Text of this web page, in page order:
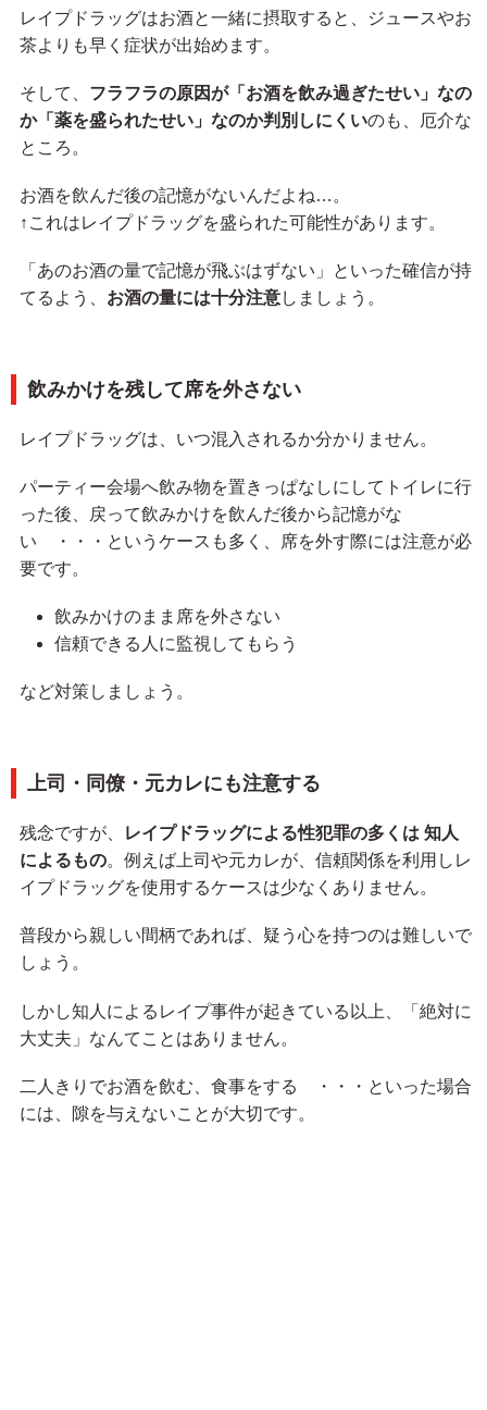
レイプドラッグはお酒と一緒に摂取すると、ジュースやお
茶よりも早く症状が出始めます。
そして、 フラフラの原因が「お酒を飲み過ぎたせい」なの
か「薬を盛られたせい」なのか判別しにくいのも、厄介な
ところ。
お酒を飲んだ後の記憶がないんだよね…。
↑これはレイプドラッグを盛られた可能性があります。
「あのお酒の量で記憶が飛ぶはずない」といった確信が持
てるよう、 お酒の量には十分注意しましょう。
飲みかけを残して席を外さない
レイプドラッグは、いつ混入されるか分かりません。
パーティー会場へ飲み物を置きっぱなしにしてトイレに行
った後、戻って飲みかけを飲んだ後から記憶がな
い ・・・というケースも多く、席を外す際には注意が必
要です。
飲みかけのまま席を外さない
信頼できる人に監視してもらう
など対策しましょう。
上司・同僚・元カレにも注意する
残念ですが、
レイプドラッグによる性犯罪の多くは 知人
によるもの。例えば上司や元カレが、信頼関係を利用しレ
イプドラッグを使用するケースは少なくありません。
普段から親しい間柄であれば、疑う心を持つのは難しいで
しょう。
しかし知人によるレイプ事件が起きている以上、「絶対に
大丈夫」なんてことはありません。
二人きりでお酒を飲む、食事をする ・・・といった場合
には、隙を与えないことが大切です。